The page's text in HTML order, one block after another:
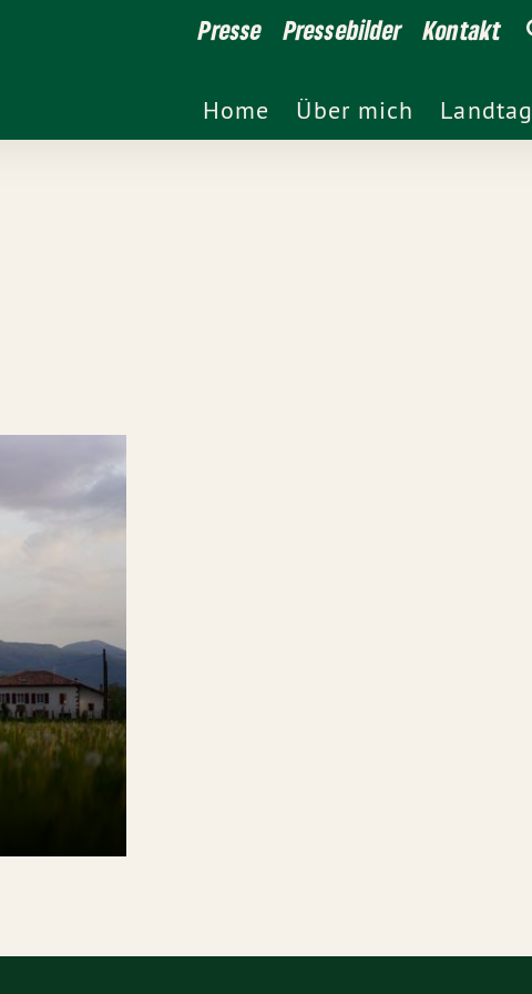
Presse Pressebilder Kontakt
Home Über mich Landtag